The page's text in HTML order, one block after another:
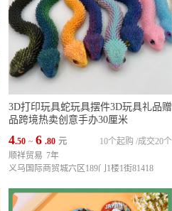
3D打印玩具蛇玩具摆件3D玩具礼品赠
品跨境热卖创意手办30厘米
4.50 ~ 6 .80 元 成交20个
10个起购 /
顺祥贸易 7年
义乌国际商贸城六区189门1楼1街81418